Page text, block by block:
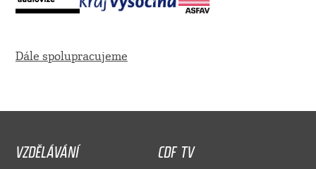
Dále spolupracujeme
VZDĚLÁVÁNÍ
CDF TV